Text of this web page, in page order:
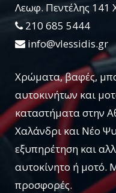
Λεωφ. Πεντέλης 141
210 685 5444
info@vlessidis.gr
Χρώματα, βαφές,
αυτοκινήτων και
καταστήματα στην
Χαλάνδρι και Νέο
εξυπηρέτηση και
αυτοκίνητο ή μοτό.
προσφορές.